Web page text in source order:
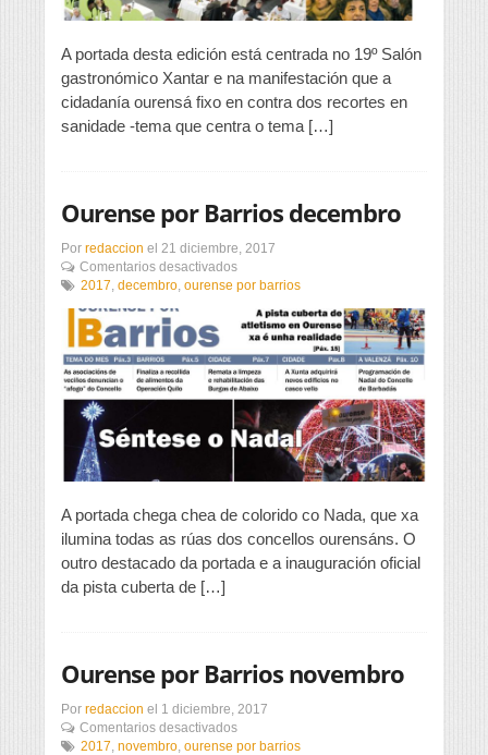
A portada desta edición está centrada no 19º Salón
gastronómico Xantar e na manifestación que a
cidadanía ourensá fixo en contra dos recortes en
sanidade -tema que centra o tema […]
Ourense por Barrios decembro
Por redaccion el 21 diciembre, 2017
Comentarios desactivadosen
Ourense
Barrios
decembro
2017, decembro, ourense por barrios
A portada chega chea de colorido co Nada, que xa
ilumina todas as rúas dos concellos ourensáns. O
outro destacado da portada e a inauguración oficial
da pista cuberta de […]
Ourense por Barrios novembro
Por redaccion el 1 diciembre, 2017
Comentarios desactivadosen
Ourense
2017 novembro ourense por barrios